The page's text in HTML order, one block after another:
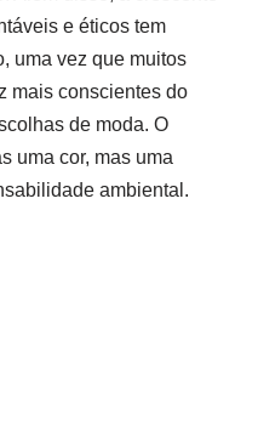
e éticos tem
uma vez que muitos
mais conscientes do
de moda. O
uma cor, mas uma
ambiental.